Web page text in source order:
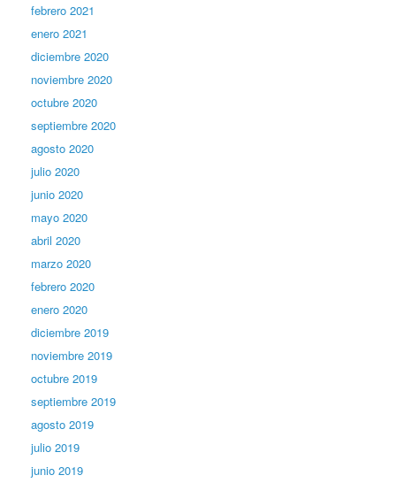
febrero 2021
enero 2021
diciembre 2020
noviembre 2020
octubre 2020
septiembre 2020
agosto 2020
julio 2020
junio 2020
mayo 2020
abril 2020
marzo 2020
febrero 2020
enero 2020
diciembre 2019
noviembre 2019
octubre 2019
septiembre 2019
agosto 2019
julio 2019
junio 2019